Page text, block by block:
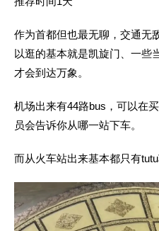
作为首都但也最无聊，交通无
以逛的基本就是凯旋门、一些
才会到达万象。
机场出来有44路bus，可以在
员会告诉你从哪一站下车。
而从火车站出来基本都只有